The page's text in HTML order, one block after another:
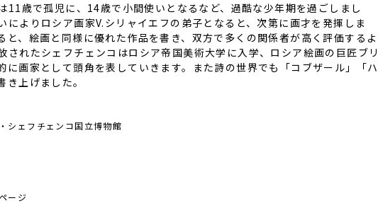
11歳で孤児に、 14歳で小間使いとなるなど、過酷な少年期を過ごしまし
によりロシア画家V. シリャイエフの弟子となると、次第に画才を発揮しま
と、絵画と同様に優れた作品を書き、双方で多くの関係者が高く評価するよ
されたシェフチェンコはロシア帝国美術大学に入学、ロシア絵画の巨匠ブリ
に画家として頭角を表していきます。また詩の世界でも「コブザール」「ハ
上げました。
ェフチェンコ国立博物館
ージ